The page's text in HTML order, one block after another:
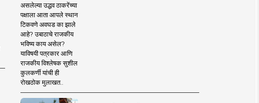
असलेल्या उद्धव ठाकरेंच्या
पक्षाला आता आपले स्थान
टिकवणे अवघड का झाले
आहे? उबाठाचे राजकीय
भविष्य काय असेल?
याविषयी पत्रकार आणि
राजकीय विश्लेषक सुशील
कुलकर्णी यांची ही
रोखठोक मुलाखत..